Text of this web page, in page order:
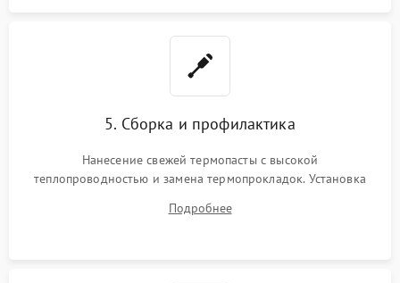
5. Сборка и профилактика
Нанесение свежей термопасты с высокой
теплопроводностью и замена термопрокладок. Установка
шлейфов, модулей памяти и накопителей. Предварительная
Подробнее